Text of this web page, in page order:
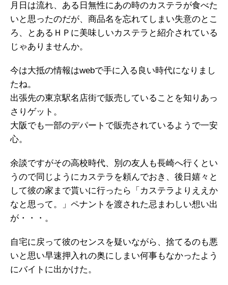
月日は流れ、ある日無性にあの時のカステラが食べた
いと思ったのだが、商品名を忘れてしまい失意のとこ
ろ、とあるＨＰに美味しいカステラと紹介されている
じゃありませんか。
今は大抵の情報はwebで手に入る良い時代になりまし
たね。
出張先の東京駅名店街で販売していることを知りあっ
さりゲット。
大阪でも一部のデパートで販売されているようで一安
心。
余談ですがその高校時代、別の友人も長崎へ行くとい
うので同じようにカステラを頼んでおき、後日嬉々と
して彼の家まで貰いに行ったら「カステラよりええか
なと思って。」ペナントを渡された忌まわしい想い出
が・・・。
自宅に戻って彼のセンスを疑いながら、捨てるのも悪
いと思い早速押入れの奥にしまい何事もなかったよう
にバイトに出かけた。